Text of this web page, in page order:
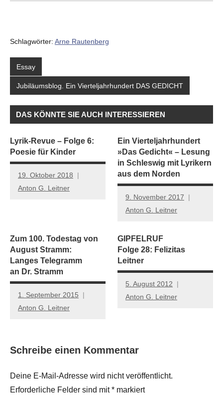
Schlagwörter: Arne Rautenberg
Essay
Jubiläumsblog. Ein Vierteljahrhundert DAS GEDICHT
DAS KÖNNTE SIE AUCH INTERESSIEREN
Lyrik-Revue – Folge 6:
Poesie für Kinder
19. Oktober 2018
Anton G. Leitner
Ein Vierteljahrhundert
»Das Gedicht« – Lesung
in Schleswig mit Lyrikern
aus dem Norden
9. November 2017
Anton G. Leitner
Zum 100. Todestag von
August Stramm:
Langes Telegramm
an Dr. Stramm
1. September 2015
Anton G. Leitner
GIPFELRUF
Folge 28: Felizitas
Leitner
5. August 2012
Anton G. Leitner
Schreibe einen Kommentar
Deine E-Mail-Adresse wird nicht veröffentlicht.
Erforderliche Felder sind mit* markiert